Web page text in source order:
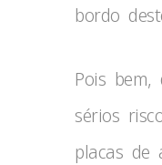
bordo
Pois
sérios
placas de